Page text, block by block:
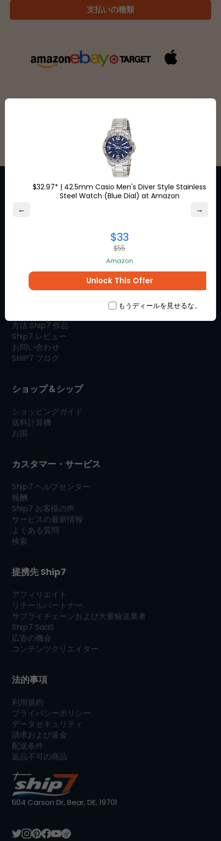
支払いの種類
別割引の機会についてオンライ
ンにとどまってください。
Ship7について
方法 Ship7 作品
Ship7 レビュー
お問い合わせ
SHIP7 ブログ
ショップ＆シップ
ショッピングガイド
送料計算機
お国
カスタマー・サービス
Ship7 ヘルプセンター
報酬
Ship7 お客様の声
サービスの最新情報
よくある質問
検索
提携先 Ship7
アフィリエイト
リテールパートナー
サプライチェーンおよび大量輸送業者
Ship7 SaaS
広告の機会
コンテンツクリエイター
法的事項
利用規約
プライバシーポリシー
データセキュリティ
請求および返金
配送条件
返品不可の商品
604 Carson Dr, Bear, DE, 19701
← →
$32.97* | 42.5mm Casio Men's Diver Style Stainless
Steel Watch (Blue Dial) at Amazon
$33
$55
Amazon
Unlock This Offer
もうディールを見せるな。